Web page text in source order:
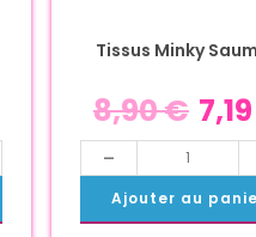
Tissus Minky
8,90€ 7,19
-
Ajouter au